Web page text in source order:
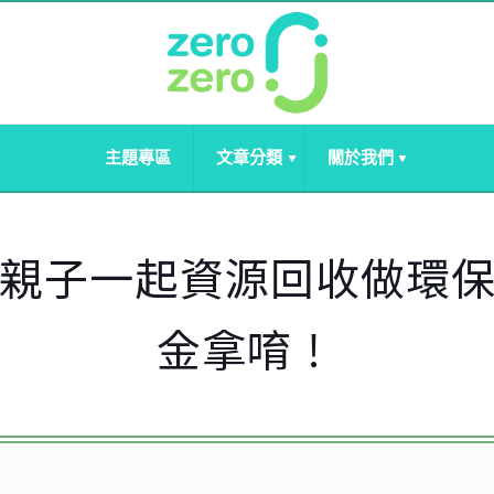
主題專區 文章分類 關於我們
子一起資源回收做環
金拿唷！